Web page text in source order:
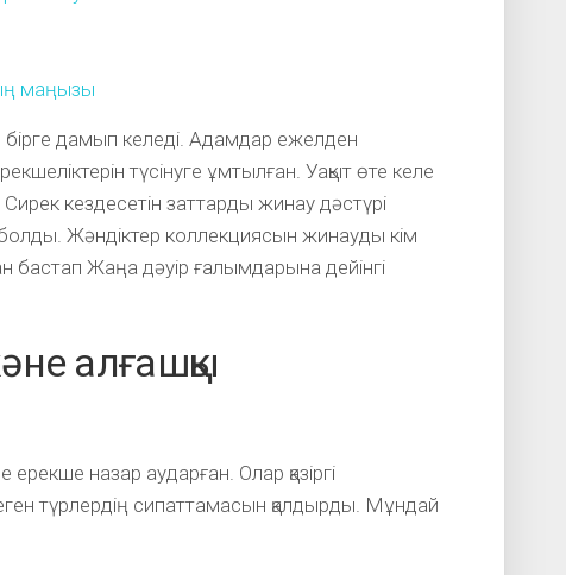
маңызы
бірге дамып келеді. Адамдар ежелден
түсінуге ұмтылған. Уақыт өте келе
Сирек кездесетін заттарды жинау дәстүрі
Жәндіктер коллекциясын жинауды кім
бастап Жаңа дәуір ғалымдарына дейінгі
алғашқы
ерекше назар аударған. Олар қазіргі
түрлердің сипаттамасын қалдырды. Мұндай